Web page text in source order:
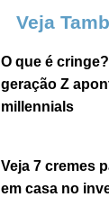
Veja
O que é
geração Z
millennials
Veja 7 cremes
em casa no